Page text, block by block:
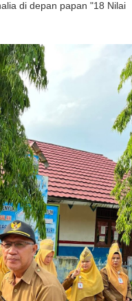
di depan papan "18 Nilai